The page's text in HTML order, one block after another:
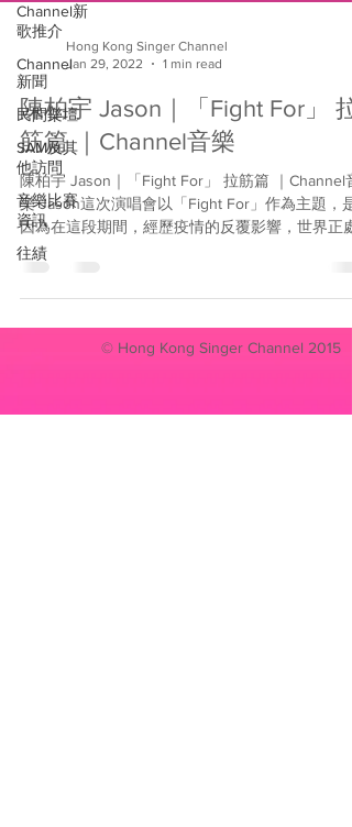
Channel新
歌推介
Channel
新聞
民間樂壇
SAM及其
他訪問
音樂比賽
資訊
往績
Hong Kong Singer Channel
Jan 29, 2022
1 min read
陳柏宇 Jason｜「Fight For」 拉
筋篇 ｜Channel音樂
陳柏宇 Jason｜「Fight For」 拉筋篇 ｜Channel音
樂 Jason這次演唱會以「Fight For」作為主題，是
因為在這段期間，經歷疫情的反覆影響，世界正處
於混沌狀態，但社會各階層都謹守崗位，默默為各
訂去...
© Hong Kong Singer Channel 2015